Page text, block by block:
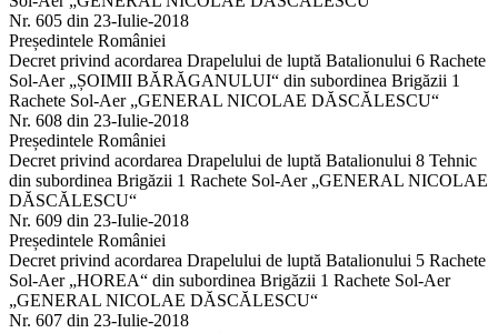
Nr. 605 din 23-Iulie-2018
Președintele României
Decret privind acordarea Drapelului de luptă Batalionului 6 Rachete
Sol-Aer „ȘOIMII BĂRĂGANULUI“ din subordinea Brigăzii 1
Rachete Sol-Aer „GENERAL NICOLAE DĂSCĂLESCU“
Nr. 608 din 23-Iulie-2018
Președintele României
Decret privind acordarea Drapelului de luptă Batalionului 8 Tehnic
din subordinea Brigăzii 1 Rachete Sol-Aer „GENERAL NICOLAE
DĂSCĂLESCU“
Nr. 609 din 23-Iulie-2018
Președintele României
Decret privind acordarea Drapelului de luptă Batalionului 5 Rachete
Sol-Aer „HOREA“ din subordinea Brigăzii 1 Rachete Sol-Aer
„GENERAL NICOLAE DĂSCĂLESCU“
Nr. 607 din 23-Iulie-2018